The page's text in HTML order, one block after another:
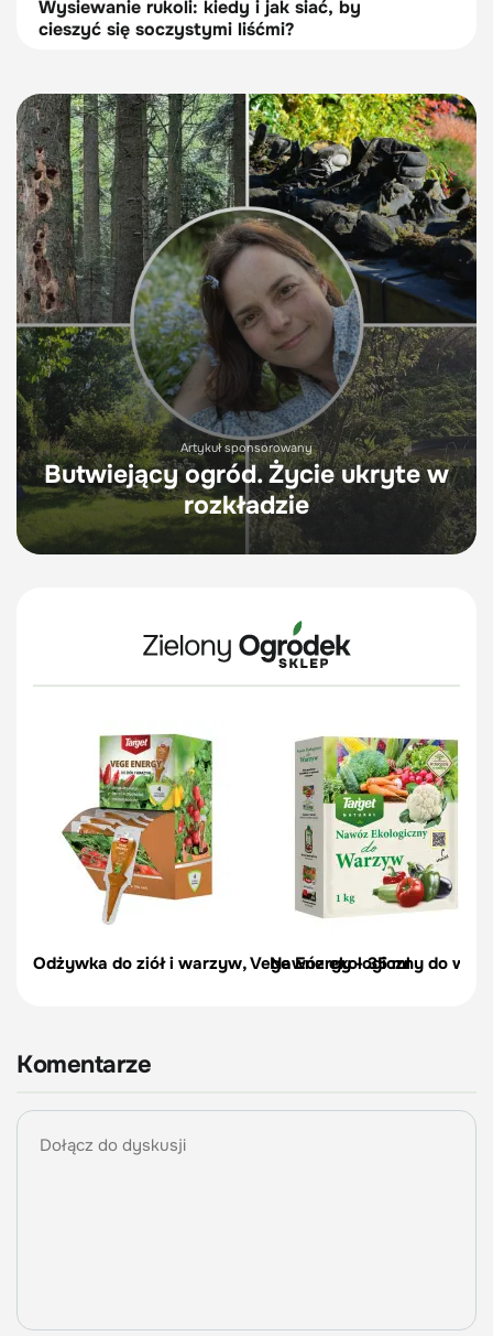
Wysiewanie rukoli: kiedy i jak siać, by
cieszyć się soczystymi liśćmi?
Artykuł sponsorowany
Butwiejący ogród. Życie ukryte w
rozkładzie
Odżywka do ziół i warzyw, Vege Energy - 35 ml
Nawóz ekologiczny do
Komentarze